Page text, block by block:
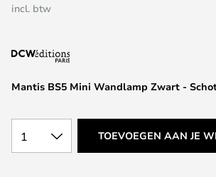
het
van
afbeeldingen-
Mantis BS5 Mini Wandlamp Zwart -
incl. btw
1 TOEVOEGEN AAN JE